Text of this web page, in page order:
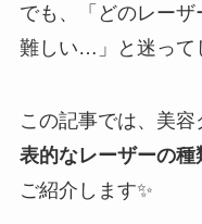
でも、「どのレー
難しい…」と迷って
この記事では、美
表的なレーザーの種
ご紹介します✨